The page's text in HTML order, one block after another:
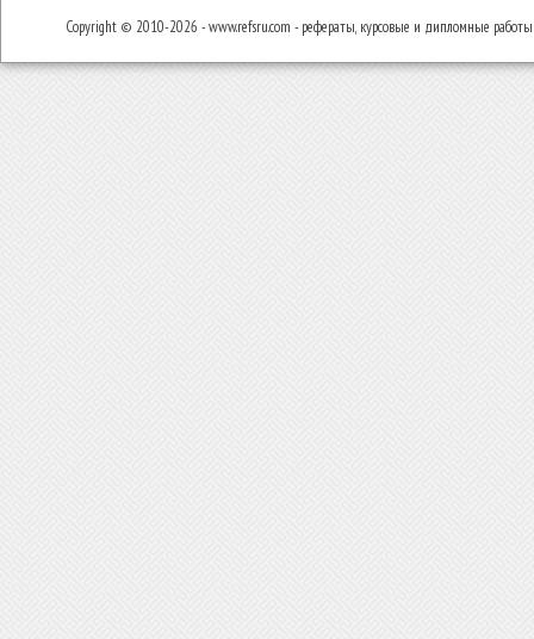
Copyright © 2010-2026 - www.refsru.com - рефераты, курсовые и дипломные работы